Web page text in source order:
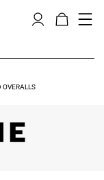
OVERALLS